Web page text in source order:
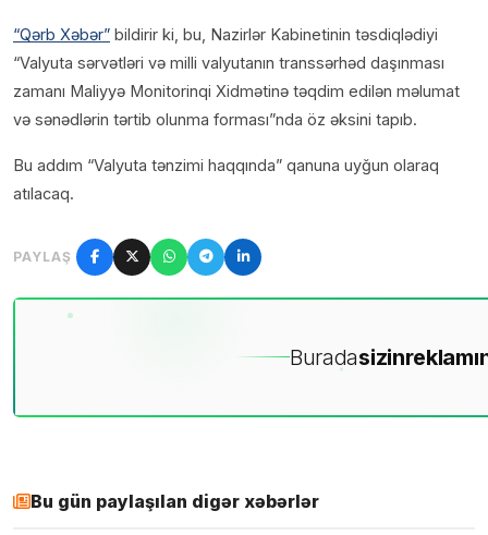
“Qərb Xəbər” bildirir ki, bu, Nazirlər Kabinetinin təsdiqlədiyi
“Valyuta sərvətləri və milli valyutanın transsərhəd daşınması
zamanı Maliyyə Monitorinqi Xidmətinə təqdim edilən məlumat
və sənədlərin tərtib olunma forması”nda öz əksini tapıb.
Bu addım “Valyuta tənzimi haqqında” qanuna uyğun olaraq
atılacaq.
PAYLAŞ
Buradasizin
Bu gün paylaşılan digər xəbərlər